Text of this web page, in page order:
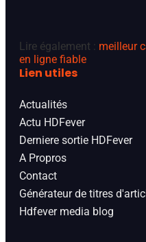
Lire également : meilleur
en ligne fiable
Lien utiles
Actualités
Actu HDFever
Derniere sortie HDFever
A Propros
Contact
Générateur de titres
Hdfever media blog